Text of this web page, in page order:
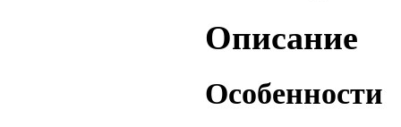
Описание
Особенности